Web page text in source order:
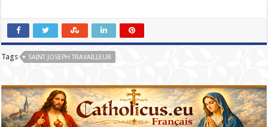
Tags SAINT JOSEPH TRAVAILLEUR